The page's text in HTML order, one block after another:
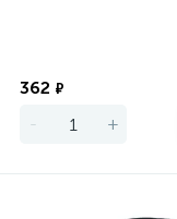
362 ₽
- +